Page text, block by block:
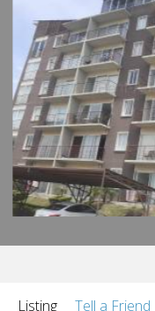
Listing Tell a Friend